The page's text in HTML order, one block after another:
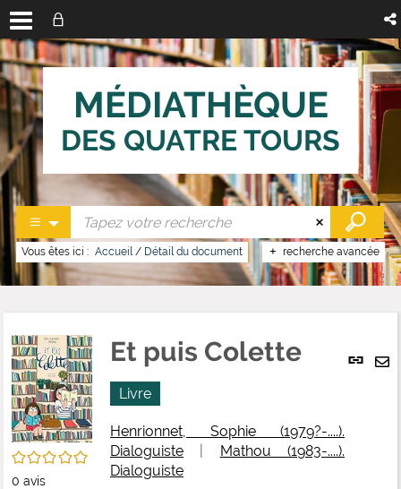
MÉDIATHÈQUE
DES QUATRE TOURS
recherche avancée
Vous êtes ici : Accueil / Détail du document
Lien
/5
0 avis
Et puis Colette
Livre
Henrionnet, Sophie (1979?-....).
Dialoguiste
Mathou (1983-....).
Dialoguiste